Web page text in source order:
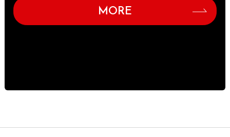
MORE